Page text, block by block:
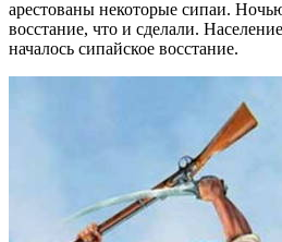
арестованы некоторые сипаи.
восстание, что и сделали.
началось сипайское восстание.